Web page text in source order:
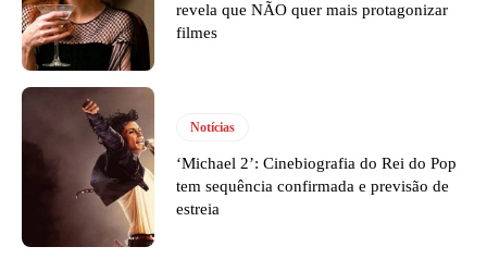
revela que NÃO quer mais protagonizar
filmes
Notícias
‘Michael 2’: Cinebiografia do Rei do Pop
tem sequência confirmada e previsão de
estreia